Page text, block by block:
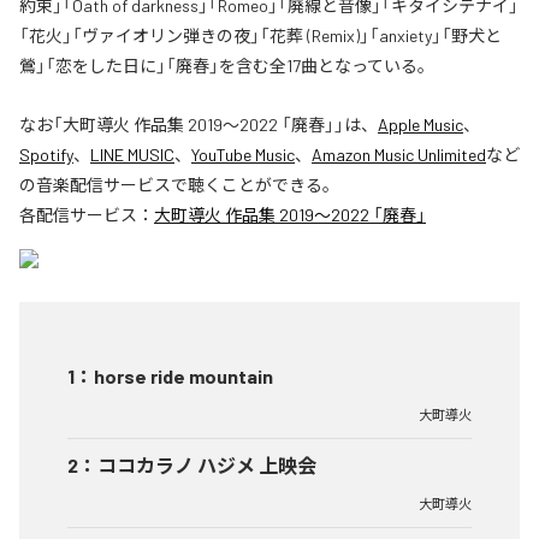
約束」「Oath of darkness」「Romeo」「廃線と音像」「キタイシテナイ」
「花火」「ヴァイオリン弾きの夜」「花葬 (Remix)」「anxiety」「野犬と
鶯」「恋をした日に」「廃春」を含む全17曲となっている。
なお「大町導火 作品集 2019〜2022 「廃春」 」は、 Apple Music、
Spotify、 LINE MUSIC、 YouTube Music、 Amazon Music Unlimitedなど
の音楽配信サービスで聴くことができる。
各配信サービス： 大町導火 作品集 2019〜2022 「廃春」
1 ： horse ride mountain
大町導火
2 ： ココカラノ ハジメ 上映会
大町導火